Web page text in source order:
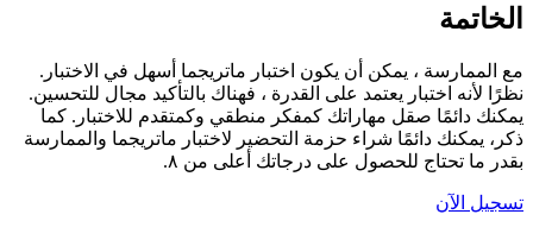
الخاتمة
مع الممارسة ، يمكن أن يكون اختبار ماتريجما أسهل في الاختبار.
نظرًا لأنه اختبار يعتمد على القدرة ، فهناك بالتأكيد مجال للتحسين.
يمكنك دائمًا صقل مهاراتك كمفكر منطقي وكمتقدم للاختبار. كما
ذكر، يمكنك دائمًا شراء حزمة التحضير لاختبار ماتريجما والممارسة
بقدر ما تحتاج للحصول على درجاتك أعلى من ٨.
تسجيل الآن